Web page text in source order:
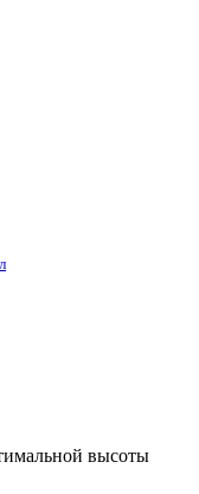
высоты